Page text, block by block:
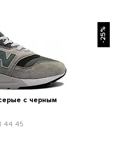
-25%
с черным
44 45